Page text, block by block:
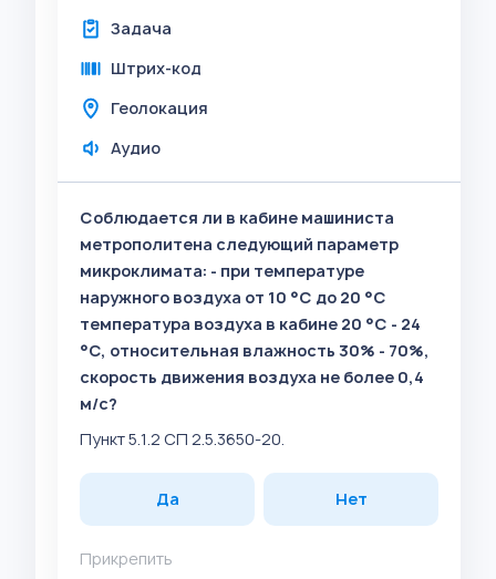
Задача
Штрих-код
Геолокация
Аудио
Соблюдается ли в кабине машиниста
метрополитена следующий параметр
микроклимата: - при температуре
наружного воздуха от 10 °C до 20 °C
температура воздуха в кабине 20 °C - 24
°C, относительная влажность 30% - 70%,
скорость движения воздуха не более 0,4
м/с?
Пункт 5.1.2 СП 2.5.3650-20.
Да Нет
Прикрепить